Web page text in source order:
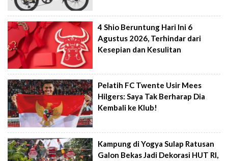
4 Shio Beruntung Hari Ini 6
Agustus 2026, Terhindar dari
Kesepian dan Kesulitan
Pelatih FC Twente Usir Mees
Hilgers: Saya Tak Berharap Dia
Kembali ke Klub!
Kampung di Yogya Sulap Ratusan
Galon Bekas Jadi Dekorasi HUT RI,